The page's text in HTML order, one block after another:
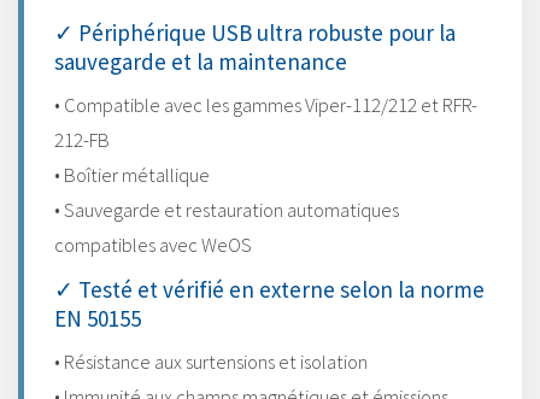
✓ Périphérique USB ultra robuste pour la
sauvegarde et la maintenance
• Compatible avec les gammes Viper-112/212 et RFR-
212-FB
• Boîtier métallique
• Sauvegarde et restauration automatiques
compatibles avec WeOS
✓ Testé et vérifié en externe selon la norme
EN 50155
• Résistance aux surtensions et isolation